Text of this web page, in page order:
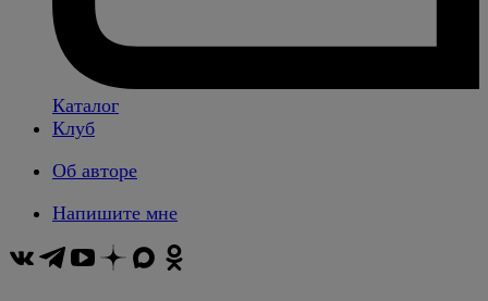
Каталог
Клуб
Об авторе
Напишите мне